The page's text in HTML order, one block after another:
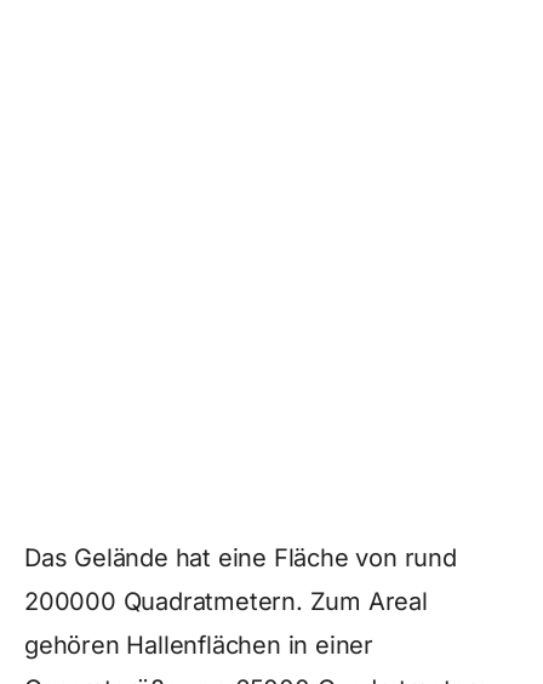
Das Gelände hat eine Fläche von rund
200000 Quadratmetern. Zum Areal
gehören Hallenflächen in einer